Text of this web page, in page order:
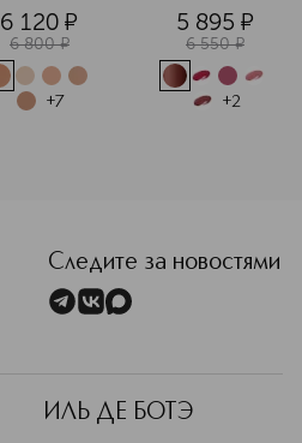
6 120 ¤
6 800 ¤
+7
5 895 ¤
6 550 ¤
+2
Следите за новостями
ИЛЬ ДЕ БОТЭ